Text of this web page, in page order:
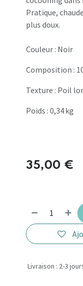
Pratique,
plus doux.
Couleur : Noir
Composition :
Texture : Poil
Poids : 0,34 kg
35,00 €
Livraison : 2-3